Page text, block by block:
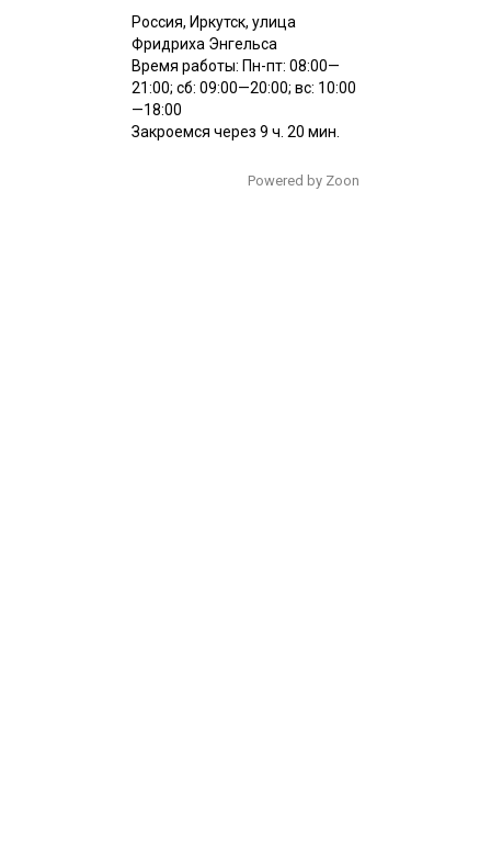
Россия, Иркутск, улица
Фридриха Энгельса
Время работы: Пн-пт: 08:00—
21:00; сб: 09:00—20:00; вс: 10:00
—18:00
Закроемся через 9 ч. 20 мин.
Powered by Zoon